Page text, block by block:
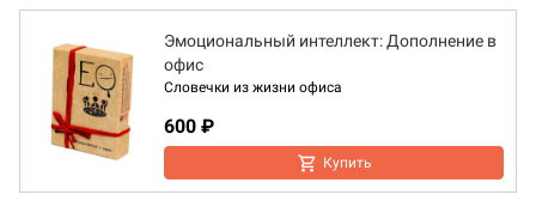
Эмоциональный интеллект: Дополнение в
офис
Словечки из жизни офиса
600 ₽
Купить